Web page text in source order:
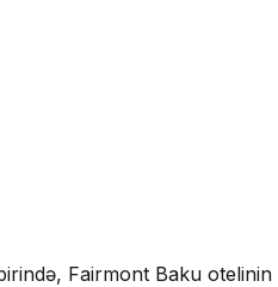
Fairmont Baku